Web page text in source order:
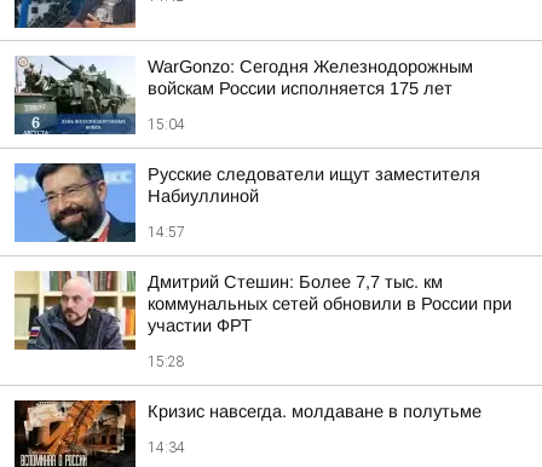
WarGonzo: Сегодня Железнодорожным
войскам России исполняется 175 лет
15:04
Русские следователи ищут заместителя
Набиуллиной
14:57
Дмитрий Стешин: Более 7,7 тыс. км
коммунальных сетей обновили в России при
участии ФРТ
15:28
Кризис навсегда. молдаване в полутьме
14:34